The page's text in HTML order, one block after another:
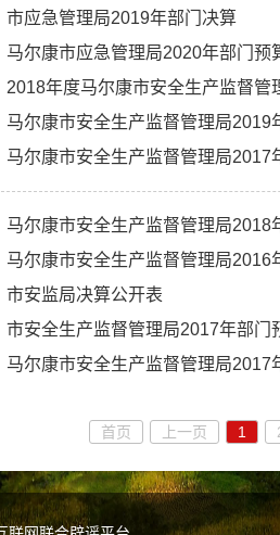
市应急管理局2019年部门决算
马尔康市应急管理局2020年部门预
2018年度马尔康市安全生产监督管
马尔康市安全生产监督管理局2019
马尔康市安全生产监督管理局2017
马尔康市安全生产监督管理局2018
马尔康市安全生产监督管理局2016
市安监局决算公开表
市安全生产监督管理局2017年部门
马尔康市安全生产监督管理局2017
首页 上一页 1